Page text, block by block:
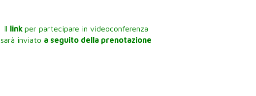
Il link per partecipare in videoconferenza
sarà inviato a seguito della prenotazione